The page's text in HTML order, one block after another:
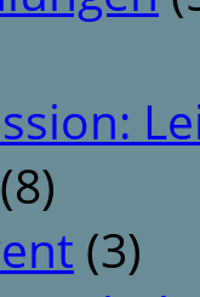
(8)
(3)